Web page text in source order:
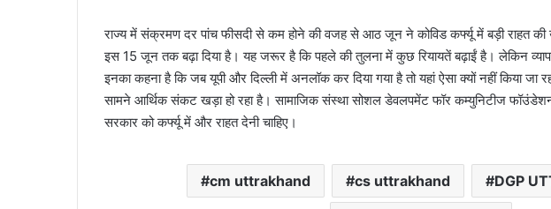
राज्य में संक्रमण दर पांच फीसदी से कम होने की वजह से आठ जून ने कोविड कर्फ्यू में बड़ी राहत की
इस 15 जून तक बढ़ा दिया है। यह जरूर है कि पहले की तुलना में कुछ रियायतें बढ़ाईं है। लेकिन
इनका कहना है कि जब यूपी और दिल्ली में अनलॉक कर दिया गया है तो यहां ऐसा क्यों नहीं किया जा
सामने आर्थिक संकट खड़ा हो रहा है। सामाजिक संस्था सोशल डेवलपमेंट फॉर कम्युनिटीज
सरकार को कर्फ्यू में और राहत देनी चाहिए।
cm uttrakhand cs uttrakhand DGP